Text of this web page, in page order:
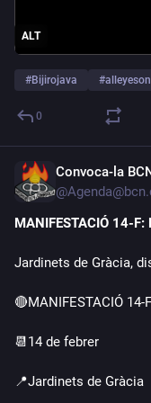
ALT
#Bijirojava #
0
Convoca-la
MANIFESTACIÓ 14-F:
Jardinets de Gràcia,
🔴MANIFESTACIÓ 14-
📆14 de febrer
📍Jardinets de Gràcia